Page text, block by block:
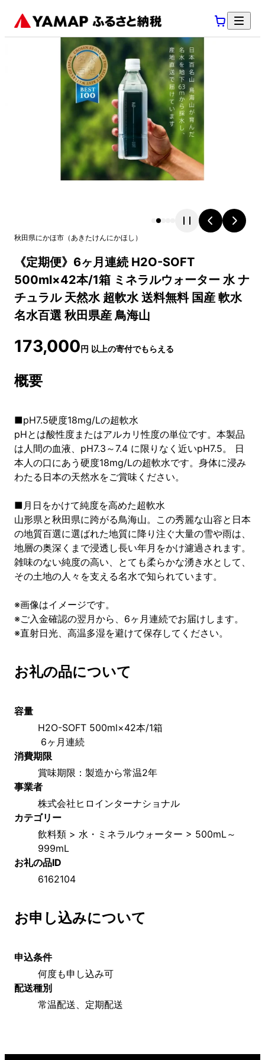
秋田県にかほ市 （あきたけんにかほし ）
《定期便》6ヶ月連続 H2O-SOFT
500ml×42本/1箱 ミネラルウォーター 水 ナ
チュラル 天然水 超軟水 送料無料 国産 軟水
名水百選 秋田県産 鳥海山
173,000円 以上の寄付でもらえる
概要
■pH7.5硬度18mg/Lの超軟水
pHとは酸性度またはアルカリ性度の単位です。本製品
は人間の血液、pH7.3～7.4 に限りなく近いpH7.5。 日
本人の口にあう硬度18mg/Lの超軟水です。身体に浸み
わたる日本の天然水をご賞味ください。
■月日をかけて純度を高めた超軟水
山形県と秋田県に跨がる鳥海山。この秀麗な山容と日本
の地質百選に選ばれた地質に降り注ぐ大量の雪や雨は、
地層の奥深くまで浸透し長い年月をかけ濾過されます。
雑味のない純度の高い、とても柔らかな湧き水として、
その土地の人々を支える名水で知られています。
※画像はイメージです。
※ご入金確認の翌月から、6ヶ月連続でお届けします。
※直射日光、高温多湿を避けて保存してください。
お礼の品について
容量
H2O-SOFT 500ml×42本/1箱
6ヶ月連続
消費期限
賞味期限：製造から常温2年
事業者
株式会社ヒロインターナショナル
カテゴリー
飲料類 > 水・ミネラルウォーター > 500mL～
999mL
お礼の品ID
6162104
お申し込みについて
申込条件
何度も申し込み可
配送種別
常温配送、定期配送